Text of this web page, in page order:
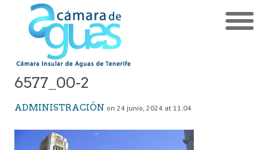
6577_00-2
ADMINISTRACIÓN on 24 junio, 2024 at 11:04